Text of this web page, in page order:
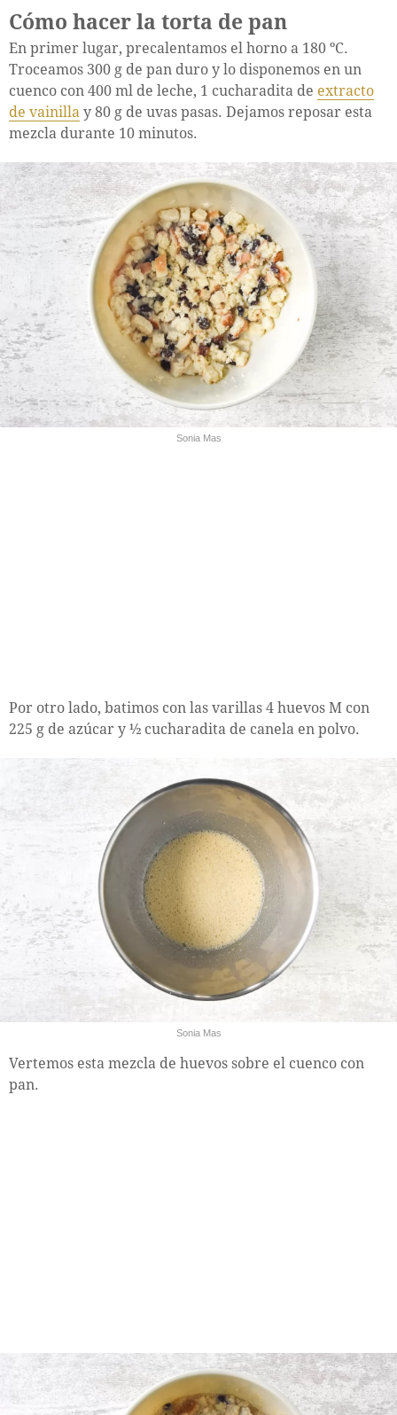
Cómo hacer la torta de pan
En primer lugar, precalentamos el horno a 180 ºC.
Troceamos 300 g de pan duro y lo disponemos en un
cuenco con 400 ml de leche, 1 cucharadita de extracto
de vainilla y 80 g de uvas pasas. Dejamos reposar esta
mezcla durante 10 minutos.
Sonia Mas
Por otro lado, batimos con las varillas 4 huevos M con
225 g de azúcar y ½ cucharadita de canela en polvo.
Sonia Mas
Vertemos esta mezcla de huevos sobre el cuenco con
pan.